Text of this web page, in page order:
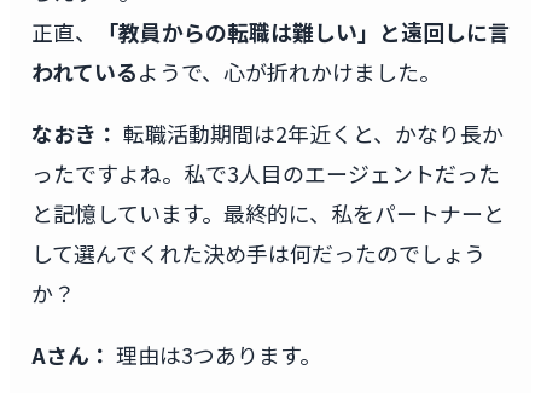
正直、
「教員からの転職は難しい」と遠回しに言
われているようで、心が折れかけました。
なおき： 転職活動期間は2年近くと、かなり長か
ったですよね。私で3人目のエージェントだった
と記憶しています。最終的に、私をパートナーと
して選んでくれた決め手は何だったのでしょう
か？
Aさん： 理由は3つあります。